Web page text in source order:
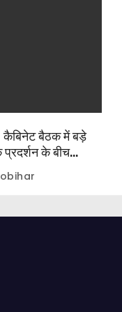
बैठक में बड़े
के बीच
बड़ा बयान